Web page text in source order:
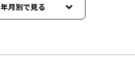
年月別で見る